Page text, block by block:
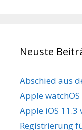
Neuste
Abschied aus
Apple
Apple iOS
Registrierung